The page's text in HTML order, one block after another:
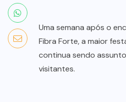
Uma semana após o
Fibra Forte, a maior
continua sendo
visitantes.